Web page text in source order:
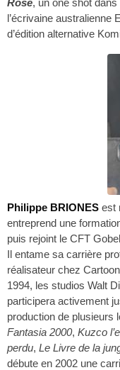
Rose, un one shot
l’écrivaine australienne
d’édition alternative
Philippe BRIONES est
entreprend une
puis rejoint le CFT
Il entame sa carrière
réalisateur chez
1994, les studios Walt
participera activement
production de plusieurs
Fantasia 2000, Kuzco
perdu, Le Livre de la
débute en 2002 une